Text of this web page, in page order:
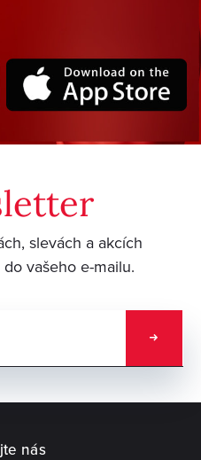
slevách a akcích
vašeho e-mailu.
nás